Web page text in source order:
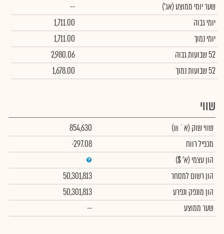
שער יומי ממוצע(אג')
--
יומי גבוה
1,711.00
יומי נמוך
1,711.00
52 שבועות גבוה
2,980.06
52 שבועות נמוך
1,678.00
שווי
שווי שוק (א` ₪)
854,630
מכפיל רווח
-297.08
הון עצמי (א' $)
הון רשום למסחר
50,301,813
הון מונפק ונפרע
50,301,813
שער ממוצע
--